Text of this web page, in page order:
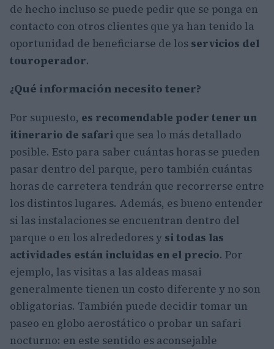
de hecho incluso se puede pedir que se ponga en
contacto con otros clientes que ya han tenido la
oportunidad de beneficiarse de los servicios del
touroperador.
¿Qué información necesito tener?
Por supuesto, es recomendable poder tener un
itinerario de safari que sea lo más detallado
posible. Esto para saber cuántas horas se pueden
pasar dentro del parque, pero también cuántas
horas de carretera tendrán que recorrerse entre
los distintos lugares. Además, es bueno entender
si las instalaciones se encuentran dentro del
parque o en los alrededores y si todas las
actividades están incluidas en el precio. Por
ejemplo, las visitas a las aldeas masai
generalmente tienen un costo diferente y no son
obligatorias. También puede decidir tomar un
paseo en globo aerostático o probar un safari
nocturno: en este sentido es aconsejable